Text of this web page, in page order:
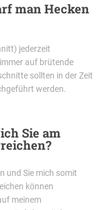
man Hecken
jederzeit
auf brütende
sollten in der Zeit
werden.
Sie am
und Sie mich somit
können
meinem